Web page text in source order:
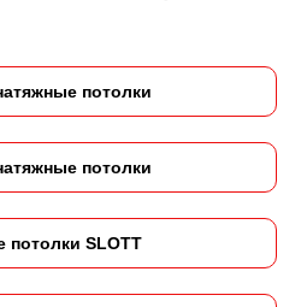
потолки
потолки
потолки SLOTT